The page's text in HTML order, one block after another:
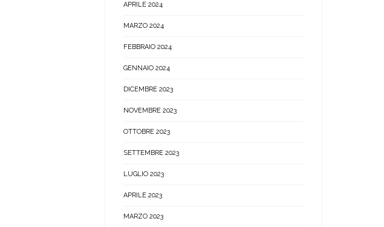
APRILE 2024
MARZO 2024
FEBBRAIO 2024
GENNAIO 2024
DICEMBRE 2023
NOVEMBRE 2023
OTTOBRE 2023
SETTEMBRE 2023
LUGLIO 2023
APRILE 2023
MARZO 2023